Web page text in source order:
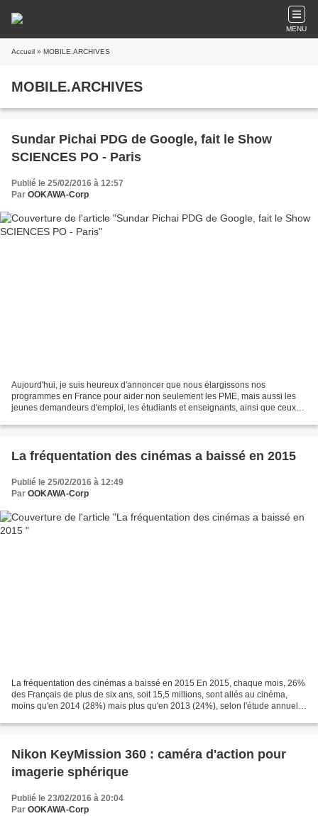
MENU
Accueil » MOBILE.ARCHIVES
MOBILE.ARCHIVES
Sundar Pichai PDG de Google, fait le Show
SCIENCES PO - Paris
Publié le 25/02/2016 à 12:57
Par OOKAWA-Corp
Aujourd'hui, je suis heureux d'annoncer que nous élargissons nos
programmes en France pour aider non seulement les PME, mais aussi les
jeunes demandeurs d'emploi, les étudiants et enseignants, ainsi que ceux
La fréquentation des cinémas a baissé en 2015
Publié le 25/02/2016 à 12:49
Par OOKAWA-Corp
La fréquentation des cinémas a baissé en 2015 En 2015, chaque mois, 26%
des Français de plus de six ans, soit 15,5 millions, sont allés au cinéma,
moins qu'en 2014 (28%) mais plus qu'en 2013 (24%), selon l'étude annuelle
Nikon KeyMission 360 : caméra d'action pour
imagerie sphérique
Publié le 23/02/2016 à 20:04
Par OOKAWA-Corp